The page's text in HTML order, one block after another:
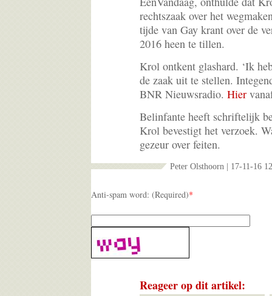
rechtszaak over het
tijde van Gay krant over de
2016 heen te tillen.
Krol ontkent glashard. ‘Ik
de zaak uit te stellen.
BNR Nieuwsradio. Hier
Belinfante heeft schriftelijk
Krol bevestigt het verzoek.
gezeur over feiten.
Peter Olsthoorn | 17-11-16
Anti-spam word: (Required)*
Reageer op dit artikel: